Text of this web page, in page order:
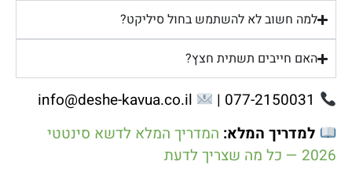
למה חשוב לא להשתמש בחול סיליקט?
האם חייבים תשתית חצץ?
info@deshe-kavua.co.il
למדריך המלא: המדריך המלא לדשא סינטטי
2026 — כל מה שצריך לדעת